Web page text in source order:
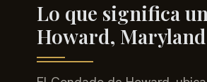
Lo que significa
Howard, Maryland